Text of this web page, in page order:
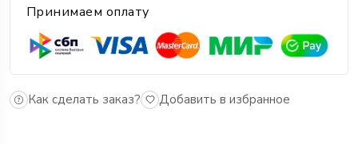
Принимаем оплату
Как сделать заказ? Добавить в избранное